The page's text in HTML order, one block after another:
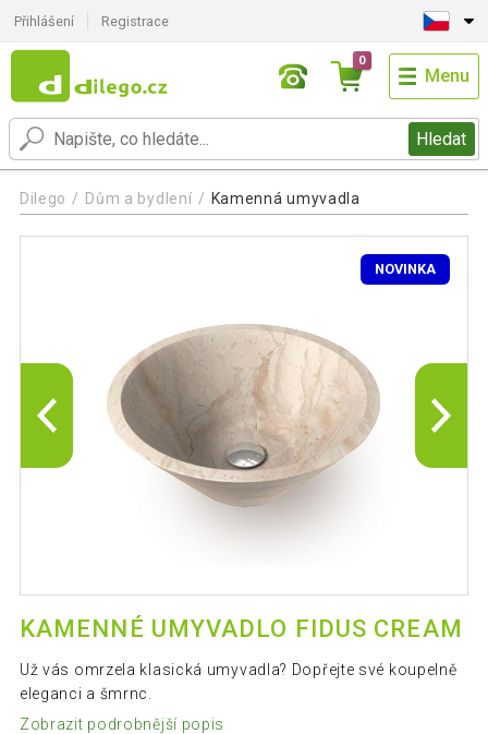
Přihlášení Registrace
Hledat
0
Menu
Dilego Dům a bydlení Kamenná umyvadla
NOVINKA
KAMENNÉ UMYVADLO FIDUS CREAM
Už vás omrzela klasická umyvadla? Dopřejte své koupelně
eleganci a šmrnc.
Zobrazit podrobnější popis